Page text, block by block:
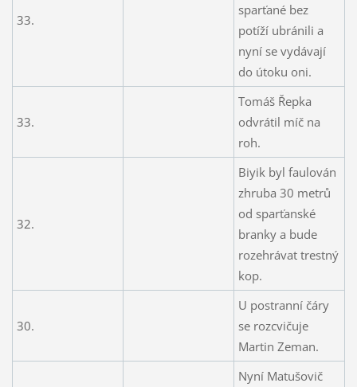
33.
sparťané bez
potíží ubránili a
nyní se vydávají
do útoku oni.
33.
Tomáš Řepka
odvrátil míč na
roh.
32.
Biyik byl faulován
zhruba 30 metrů
od sparťanské
branky a bude
rozehrávat trestný
kop.
30.
U postranní čáry
se rozcvičuje
Martin Zeman.
Nyní Matušovič